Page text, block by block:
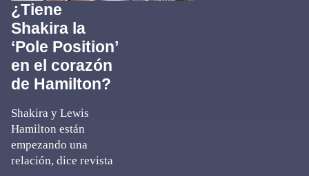
¿Tiene
Shakira la
‘Pole Position’
en el corazón
de Hamilton?
Shakira y Lewis
Hamilton están
empezando una
relación, dice revista